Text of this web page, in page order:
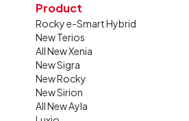
Product
Rocky e-Smart Hybrid
New Terios
All New Xenia
New Sigra
New Rocky
New Sirion
All New Ayla